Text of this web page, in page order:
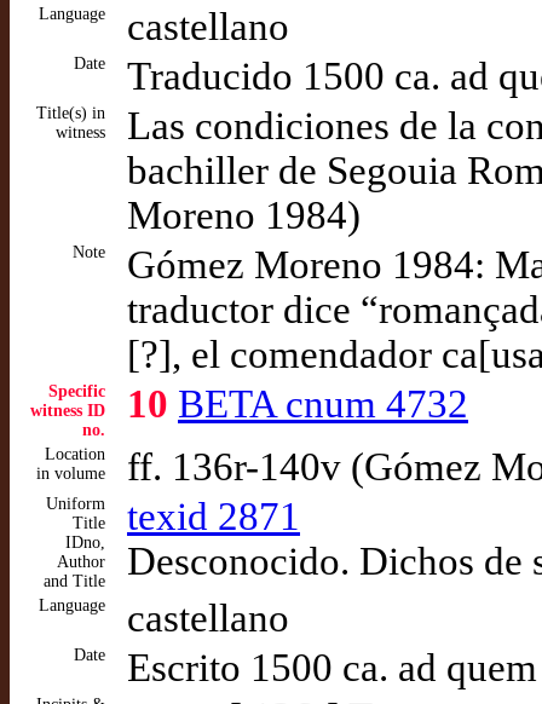
Language castellano
Date Traducido 1500 ca. ad
Title(s) in
witness
Las condiciones de la
bachiller de Segouia
Moreno 1984)
Note
Gómez Moreno 1984:
traductor dice
[?], el comendador
Specific
witness ID
no.
10 BETA cnum 4732
Location
in volume
ff. 136r-140v (Gómez
Uniform
Title
IDno,
Author
and Title
texid 2871
Desconocido. Dichos de
Language castellano
Date Escrito 1500 ca. ad quem